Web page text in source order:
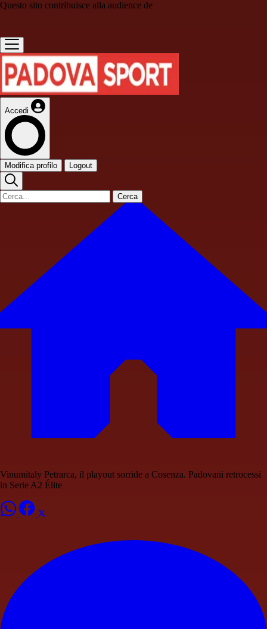
Questo sito contribuisce alla audience de
Accedi
Modifica profilo Logout
Cerca
Vinumitaly Petrarca, il playout sorride a Cosenza. Padovani retrocessi
in Serie A2 Élite